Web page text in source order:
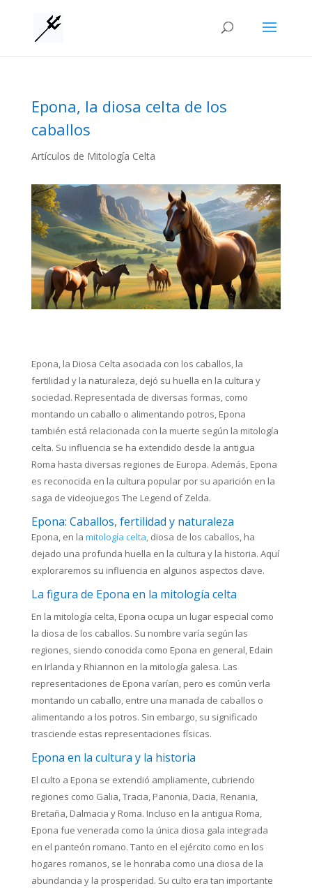
Epona, la diosa celta de los
caballos
Artículos de Mitología Celta
Epona, la Diosa Celta asociada con los caballos, la
fertilidad y la naturaleza, dejó su huella en la cultura y
sociedad. Representada de diversas formas, como
montando un caballo o alimentando potros, Epona
también está relacionada con la muerte según la mitología
celta. Su influencia se ha extendido desde la antigua
Roma hasta diversas regiones de Europa. Además, Epona
es reconocida en la cultura popular por su aparición en la
saga de videojuegos The Legend of Zelda.
Epona: Caballos, fertilidad y naturaleza
Epona, en la mitología celta,diosa de los caballos, ha
dejado una profunda huella en la cultura y la historia. Aquí
exploraremos su influencia en algunos aspectos clave.
La figura de Epona en la mitología celta
En la mitología celta, Epona ocupa un lugar especial como
la diosa de los caballos. Su nombre varía según las
regiones, siendo conocida como Epona en general, Edain
en Irlanda y Rhiannon en la mitología galesa. Las
representaciones de Epona varían, pero es común verla
montando un caballo, entre una manada de caballos o
alimentando a los potros. Sin embargo, su significado
trasciende estas representaciones físicas.
Epona en la cultura y la historia
El culto a Epona se extendió ampliamente, cubriendo
regiones como Galia, Tracia, Panonia, Dacia, Renania,
Bretaña, Dalmacia y Roma. Incluso en la antigua Roma,
Epona fue venerada como la única diosa gala integrada
en el panteón romano. Tanto en el ejército como en los
hogares romanos, se le honraba como una diosa de la
abundancia y la prosperidad. Su culto era tan importante